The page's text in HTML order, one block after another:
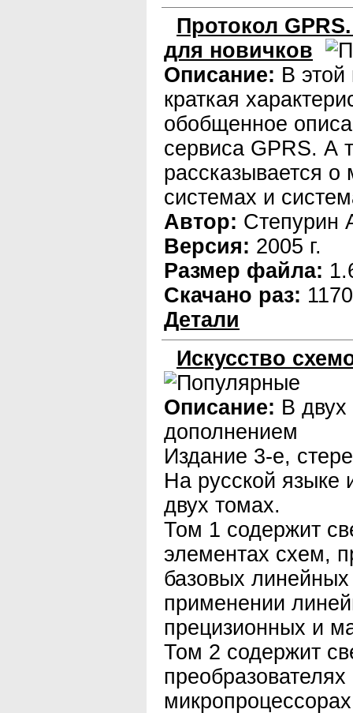
Протокол
для новичков
Описание: В этой
краткая
обобщенное
сервиса GPRS. А
рассказывается
системах и
Автор: Степурин
Версия: 2005 г.
Размер файла:
Скачано раз: 1170
Детали
Искусство
Описание: В двух
дополнением
Издание 3-е,
На русской языке
двух томах.
Том 1 содержит
элементах схем,
базовых
применении
прецизионных и
Том 2 содержит